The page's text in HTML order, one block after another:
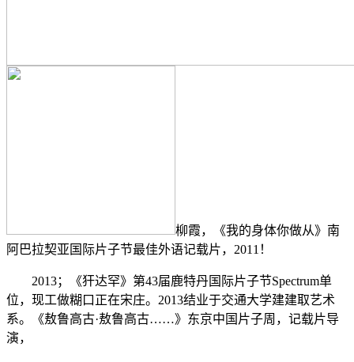
柳霞，《我的身体你做从》南
阿巴拉契亚国际片子节最佳外语记载片，2011！
2013；《犴达罕》第43届鹿特丹国际片子节Spectrum单
位，现工做糊口正在宋庄。2013结业于交通大学建建取艺术
系。《敖鲁高古·敖鲁高古……》东京中国片子周，记载片导
演，